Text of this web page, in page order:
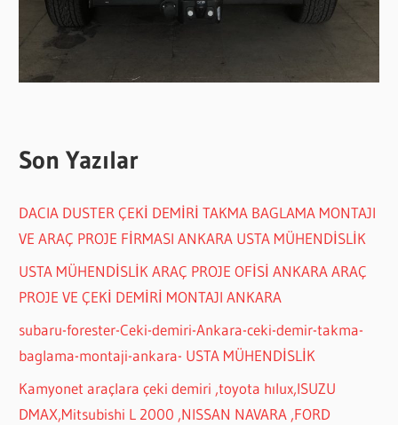
Son Yazılar
DACIA DUSTER ÇEKİ DEMİRİ TAKMA BAGLAMA MONTAJI
VE ARAÇ PROJE FİRMASI ANKARA USTA MÜHENDİSLİK
USTA MÜHENDİSLİK ARAÇ PROJE OFİSİ ANKARA ARAÇ
PROJE VE ÇEKİ DEMİRİ MONTAJI ANKARA
subaru-forester-Ceki-demiri-Ankara-ceki-demir-takma-
baglama-montaji-ankara- USTA MÜHENDİSLİK
Kamyonet araçlara çeki demiri ,toyota hılux,ISUZU
DMAX,Mitsubishi L 2000 ,NISSAN NAVARA ,FORD